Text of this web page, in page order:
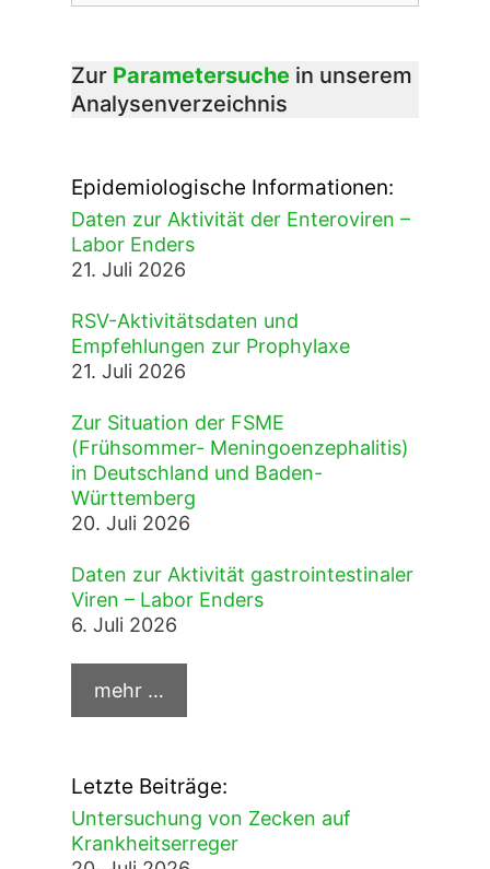
Zur Parametersuche in unserem
Analysenverzeichnis
Epidemiologische Informationen:
Daten zur Aktivität der Enteroviren –
Labor Enders
21. Juli 2026
RSV-Aktivitätsdaten und
Empfehlungen zur Prophylaxe
21. Juli 2026
Zur Situation der FSME
(Frühsommer- Meningoenzephalitis)
in Deutschland und Baden-
Württemberg
20. Juli 2026
Daten zur Aktivität gastrointestinaler
Viren – Labor Enders
6. Juli 2026
Letzte Beiträge:
Untersuchung von Zecken auf
Krankheitserreger